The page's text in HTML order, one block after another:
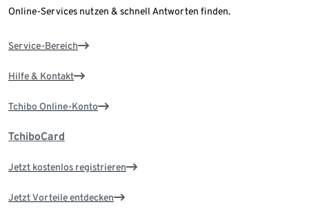
Online-Services nutzen & schnell Antworten finden.
Service-Bereich
Hilfe & Kontakt
Tchibo Online-Konto
TchiboCard
Jetzt kostenlos registrieren
Jetzt Vorteile entdecken